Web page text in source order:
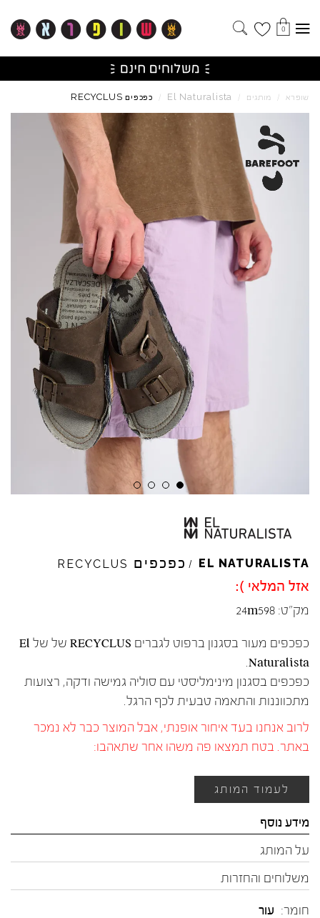
0
שופרא / מותגים /
El Naturalista
/ כפכפים RECYCLUS
EL NATURALISTA
/ כפכפים RECYCLUS
אזל המלאי ):
מק"ט: 24m598
כפכפים מעור בסגנון ברפוט לגברים RECYCLUS של של El
Naturalista.
כפכפים בסגנון מינימליסטי עם סוליה גמישה ודקה, רצועות
מתכווננות והתאמה טבעית לכף הרגל.
לרוב אנחנו בעד איחור אופנתי, אבל המוצר כבר לא נמכר
באתר. בטח תמצאו פה משהו אחר שתאהבו:
לעמוד המותג
מידע נוסף
על המותג
משלוחים והחזרות
חומר: עור